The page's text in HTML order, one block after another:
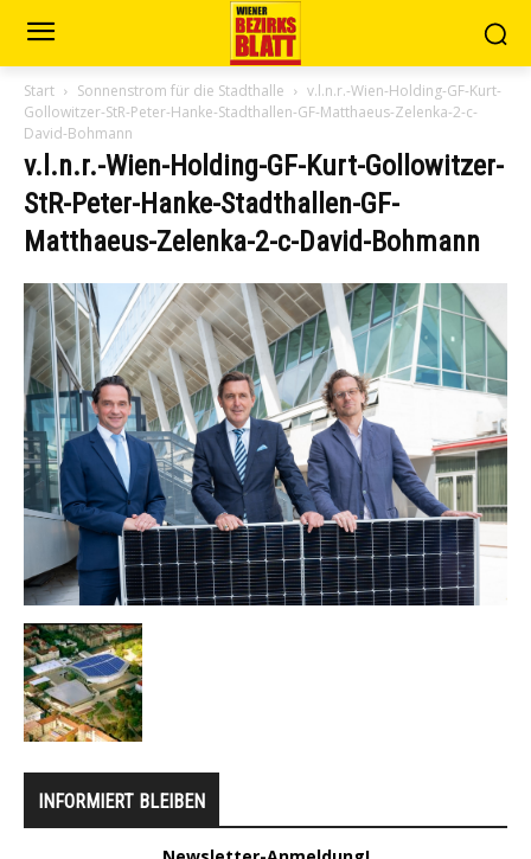
Start Sonnenstrom für die Stadthalle
v.l.n.r.-Wien-Holding-GF-Kurt-
Gollowitzer-StR-Peter-Hanke-Stadthallen-GF-Matthaeus-Zelenka-2-c-
David-Bohmann
v.l.n.r.-Wien-Holding-GF-Kurt-Gollowitzer-
StR-Peter-Hanke-Stadthallen-GF-
Matthaeus-Zelenka-2-c-David-Bohmann
INFORMIERT BLEIBEN